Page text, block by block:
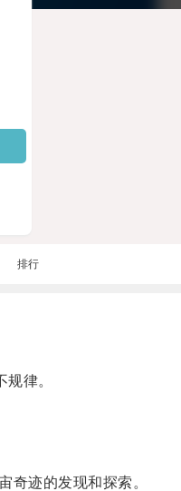
排行
律。
迹的发现和探索。